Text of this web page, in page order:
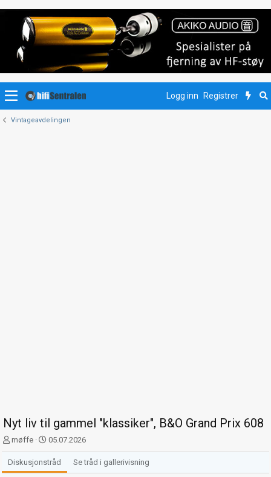
Logg inn Registrer
Vintageavdelingen
Nyt liv til gammel "klassiker", B&O Grand Prix 608
T
r
å
d
møffe
S
t
a
r
05.07.2026
Diskusjonstråd Se tråd i gallerivisning